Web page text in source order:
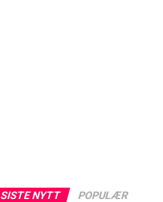
SISTE NYTT POPULÆR